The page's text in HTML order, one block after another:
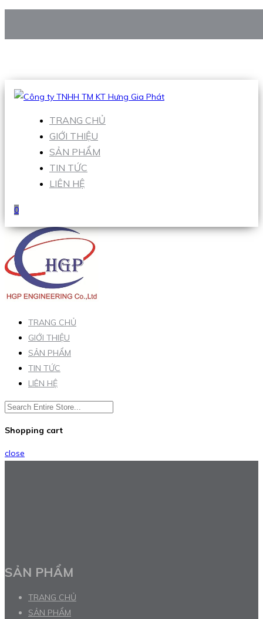
Hotline:0938 906 663
TRANG CHỦ
GIỚI THIỆU
SẢN PHẨM
TIN TỨC
LIÊN HỆ
0
TRANG CHỦ
GIỚI THIỆU
SẢN PHẨM
TIN TỨC
LIÊN HỆ
Shopping cart
close
SẢN PHẨM
TRANG CHỦ
SẢN PHẨM